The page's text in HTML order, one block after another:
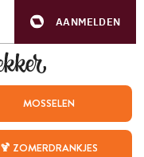
AANMELDEN
MOSSELEN
🍹 ZOMERDRANKJES